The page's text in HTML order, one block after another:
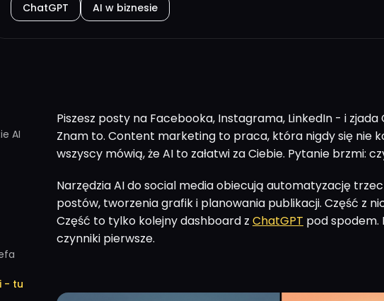
ChatGPT AI w biznesie
AI
- tu
Piszesz posty na Facebooka, Instagrama, LinkedIn - i zjada
Znam to. Content marketing to praca, która nigdy się nie
wszyscy mówią, że AI to załatwi za Ciebie. Pytanie brzmi:
Narzędzia AI do social media obiecują automatyzację
postów, tworzenia grafik i planowania publikacji. Część z
Część to tylko kolejny dashboard z ChatGPT pod spodem.
czynniki pierwsze.